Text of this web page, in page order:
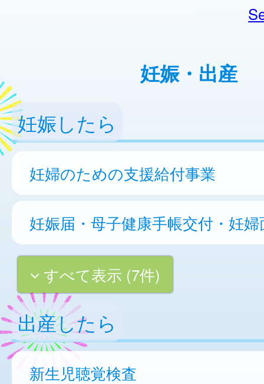
妊娠・出産
妊娠したら
妊婦のための支援給付事業
妊娠届・母子健康手帳交付・妊婦
すべて表示 (7件)
出産したら
新生児聴覚検査